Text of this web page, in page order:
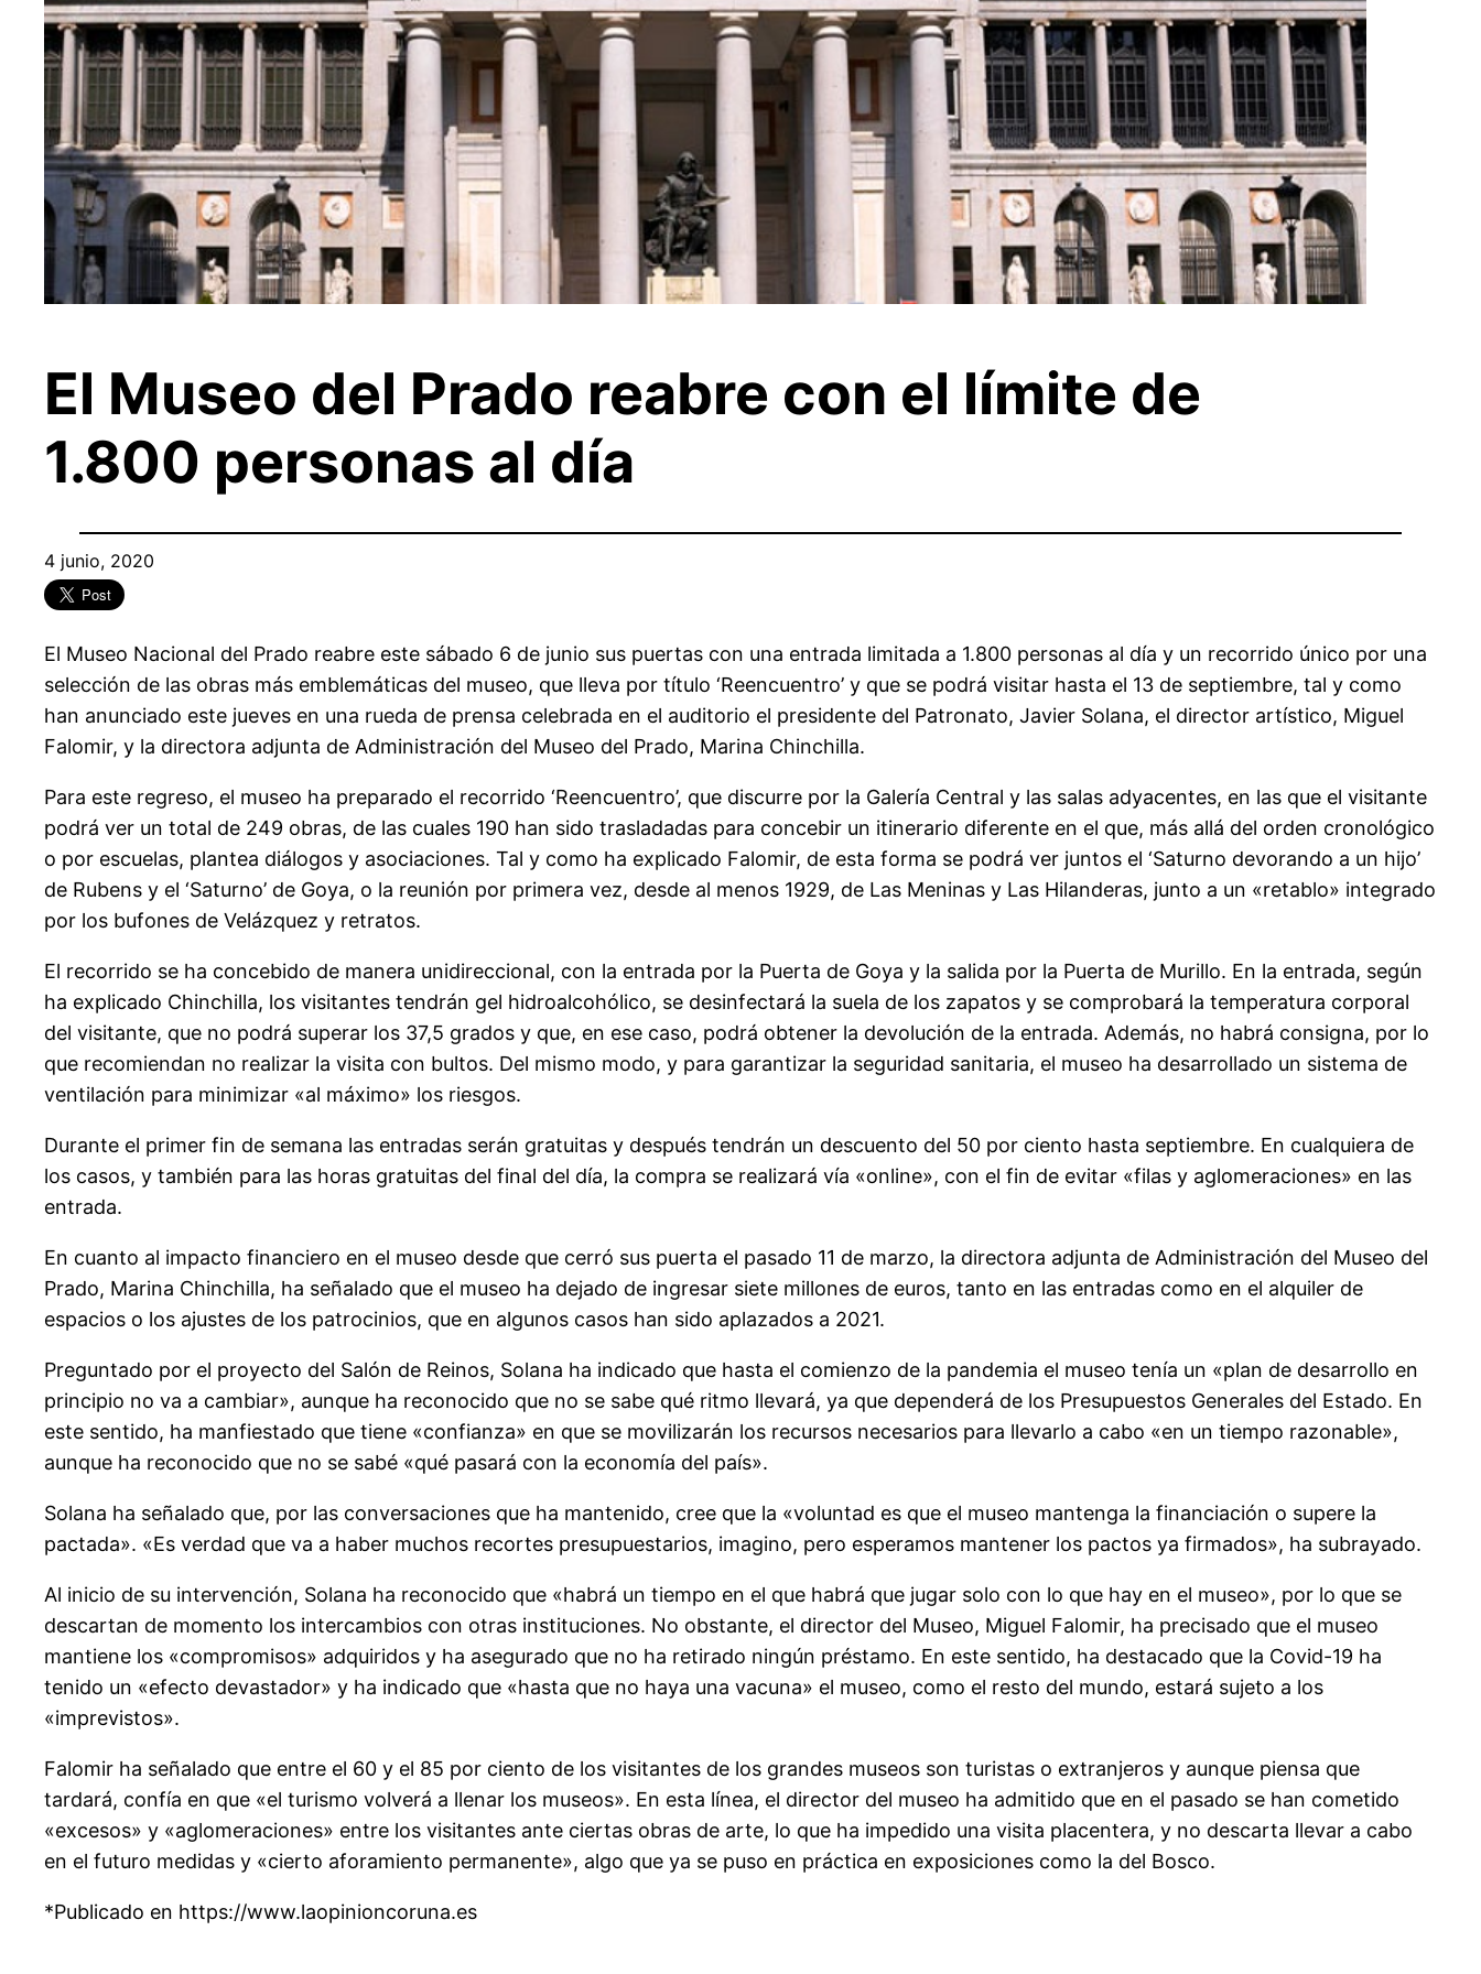
El Museo del Prado reabre con el límite de
1.800 personas al día
4 junio, 2020
El Museo Nacional del Prado reabre este sábado 6 de junio sus puertas con una entrada limitada a 1.800 personas al día y un recorrido único por una
selección de las obras más emblemáticas del museo, que lleva por título ‘Reencuentro’ y que se podrá visitar hasta el 13 de septiembre, tal y como
han anunciado este jueves en una rueda de prensa celebrada en el auditorio el presidente del Patronato, Javier Solana, el director artístico, Miguel
Falomir, y la directora adjunta de Administración del Museo del Prado, Marina Chinchilla.
Para este regreso, el museo ha preparado el recorrido ‘Reencuentro’, que discurre por la Galería Central y las salas adyacentes, en las que el visitante
podrá ver un total de 249 obras, de las cuales 190 han sido trasladadas para concebir un itinerario diferente en el que, más allá del orden cronológico
o por escuelas, plantea diálogos y asociaciones. Tal y como ha explicado Falomir, de esta forma se podrá ver juntos el ‘Saturno devorando a un hijo’
de Rubens y el ‘Saturno’ de Goya, o la reunión por primera vez, desde al menos 1929, de Las Meninas y Las Hilanderas, junto a un «retablo» integrado
por los bufones de Velázquez y retratos.
El recorrido se ha concebido de manera unidireccional, con la entrada por la Puerta de Goya y la salida por la Puerta de Murillo. En la entrada, según
ha explicado Chinchilla, los visitantes tendrán gel hidroalcohólico, se desinfectará la suela de los zapatos y se comprobará la temperatura corporal
del visitante, que no podrá superar los 37,5 grados y que, en ese caso, podrá obtener la devolución de la entrada. Además, no habrá consigna, por lo
que recomiendan no realizar la visita con bultos. Del mismo modo, y para garantizar la seguridad sanitaria, el museo ha desarrollado un sistema de
ventilación para minimizar «al máximo» los riesgos.
Durante el primer fin de semana las entradas serán gratuitas y después tendrán un descuento del 50 por ciento hasta septiembre. En cualquiera de
los casos, y también para las horas gratuitas del final del día, la compra se realizará vía «online», con el fin de evitar «filas y aglomeraciones» en las
entrada.
En cuanto al impacto financiero en el museo desde que cerró sus puerta el pasado 11 de marzo, la directora adjunta de Administración del Museo del
Prado, Marina Chinchilla, ha señalado que el museo ha dejado de ingresar siete millones de euros, tanto en las entradas como en el alquiler de
espacios o los ajustes de los patrocinios, que en algunos casos han sido aplazados a 2021.
Preguntado por el proyecto del Salón de Reinos, Solana ha indicado que hasta el comienzo de la pandemia el museo tenía un «plan de desarrollo en
principio no va a cambiar», aunque ha reconocido que no se sabe qué ritmo llevará, ya que dependerá de los Presupuestos Generales del Estado. En
este sentido, ha manfiestado que tiene «confianza» en que se movilizarán los recursos necesarios para llevarlo a cabo «en un tiempo razonable»,
aunque ha reconocido que no se sabé «qué pasará con la economía del país».
Solana ha señalado que, por las conversaciones que ha mantenido, cree que la «voluntad es que el museo mantenga la financiación o supere la
pactada». «Es verdad que va a haber muchos recortes presupuestarios, imagino, pero esperamos mantener los pactos ya firmados», ha subrayado.
Al inicio de su intervención, Solana ha reconocido que «habrá un tiempo en el que habrá que jugar solo con lo que hay en el museo», por lo que se
descartan de momento los intercambios con otras instituciones. No obstante, el director del Museo, Miguel Falomir, ha precisado que el museo
mantiene los «compromisos» adquiridos y ha asegurado que no ha retirado ningún préstamo. En este sentido, ha destacado que la Covid-19 ha
tenido un «efecto devastador» y ha indicado que «hasta que no haya una vacuna» el museo, como el resto del mundo, estará sujeto a los
«imprevistos».
Falomir ha señalado que entre el 60 y el 85 por ciento de los visitantes de los grandes museos son turistas o extranjeros y aunque piensa que
tardará, confía en que «el turismo volverá a llenar los museos». En esta línea, el director del museo ha admitido que en el pasado se han cometido
«excesos» y «aglomeraciones» entre los visitantes ante ciertas obras de arte, lo que ha impedido una visita placentera, y no descarta llevar a cabo
en el futuro medidas y «cierto aforamiento permanente», algo que ya se puso en práctica en exposiciones como la del Bosco.
*Publicado en https://www.laopinioncoruna.es